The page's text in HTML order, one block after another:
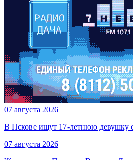
07 августа 2026
В Пскове ищут 17‑летнюю девушку
07 августа 2026